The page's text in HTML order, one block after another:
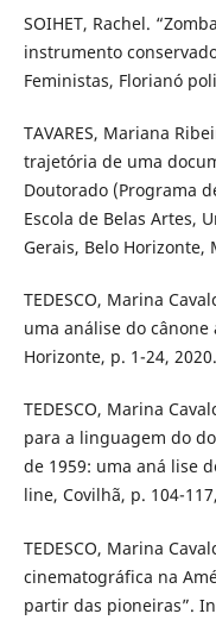
SOIHET, Rachel.
instrumento
Feministas, Florianó
TAVARES, Mariana
trajetória de uma
Doutorado (Programa
Escola de Belas Artes,
Gerais, Belo Horizonte,
TEDESCO, Marina
uma análise do
Horizonte, p. 1-24, 2020.
TEDESCO, Marina
para a linguagem do
de 1959: uma aná lise
line, Covilhã, p. 104-
TEDESCO, Marina
cinematográfica na
partir das pioneiras”.